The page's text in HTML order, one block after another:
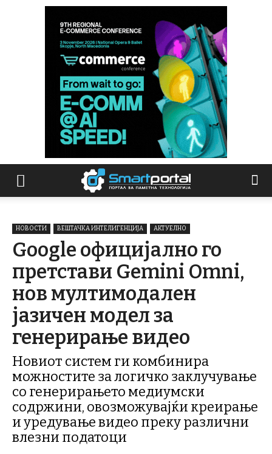
НОВОСТИ ВЕШТАЧКА ИНТЕЛИГЕНЦИЈА АКТУЕЛНО
Google официјално го
претстави Gemini Omni,
нов мултимодален
јазичен модел за
генерирање видео
Новиот систем ги комбинира
можностите за логичко заклучување
со генерирањето медиумски
содржини, овозможувајќи креирање
и уредување видео преку различни
влезни податоци